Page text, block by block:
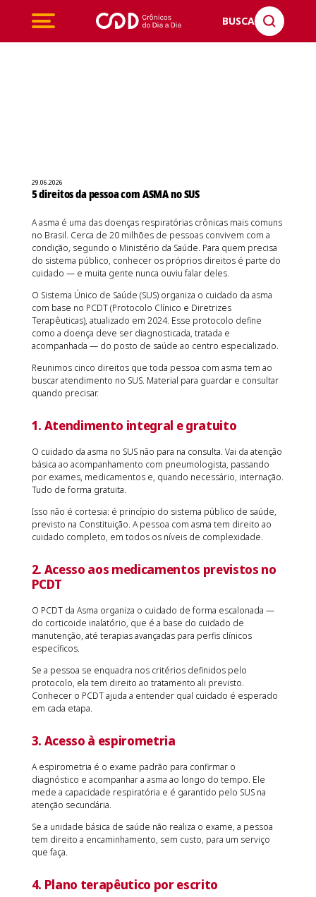
BUSCA
29.06.2026
5 direitos da pessoa com ASMA no SUS
A asma é uma das doenças respiratórias crônicas mais comuns
no Brasil. Cerca de 20 milhões de pessoas convivem com a
condição, segundo o Ministério da Saúde. Para quem precisa
do sistema público, conhecer os próprios direitos é parte do
cuidado — e muita gente nunca ouviu falar deles.
O Sistema Único de Saúde (SUS) organiza o cuidado da asma
com base no PCDT (Protocolo Clínico e Diretrizes
Terapêuticas), atualizado em 2024. Esse protocolo define
como a doença deve ser diagnosticada, tratada e
acompanhada — do posto de saúde ao centro especializado.
Reunimos cinco direitos que toda pessoa com asma tem ao
buscar atendimento no SUS. Material para guardar e consultar
quando precisar.
1. Atendimento integral e gratuito
O cuidado da asma no SUS não para na consulta. Vai da atenção
básica ao acompanhamento com pneumologista, passando
por exames, medicamentos e, quando necessário, internação.
Tudo de forma gratuita.
Isso não é cortesia: é princípio do sistema público de saúde,
previsto na Constituição. A pessoa com asma tem direito ao
cuidado completo, em todos os níveis de complexidade.
2. Acesso aos medicamentos previstos no
PCDT
O PCDT da Asma organiza o cuidado de forma escalonada —
do corticoide inalatório, que é a base do cuidado de
manutenção, até terapias avançadas para perfis clínicos
específicos.
Se a pessoa se enquadra nos critérios definidos pelo
protocolo, ela tem direito ao tratamento ali previsto.
Conhecer o PCDT ajuda a entender qual cuidado é esperado
em cada etapa.
3. Acesso à espirometria
A espirometria é o exame padrão para confirmar o
diagnóstico e acompanhar a asma ao longo do tempo. Ele
mede a capacidade respiratória e é garantido pelo SUS na
atenção secundária.
Se a unidade básica de saúde não realiza o exame, a pessoa
tem direito a encaminhamento, sem custo, para um serviço
que faça.
4. Plano terapêutico por escrito